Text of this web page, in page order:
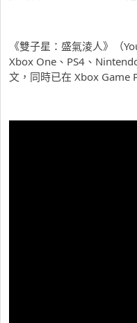
《雙子星：盛氣淩人》（
Xbox One、PS4、
文，同時已在 Xbox Game